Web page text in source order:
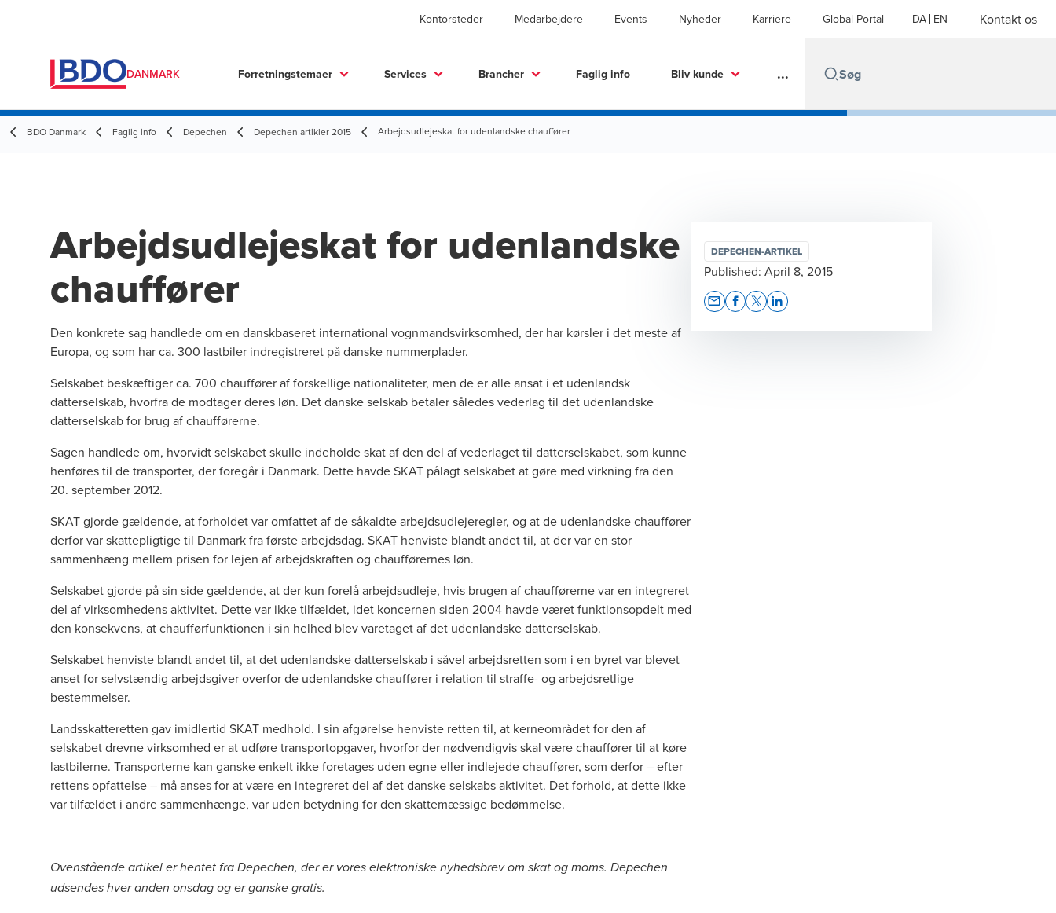
Kontorsteder Medarbejdere Events Nyheder Karriere Global Portal DA EN Kontakt os
DANMARK Forretningstemaer Services Brancher Faglig info Bliv kunde ...
BDO Danmark Faglig info Depechen Depechen artikler 2015 Arbejdsudlejeskat for udenlandske chauffører
Arbejdsudlejeskat for udenlandske
chauffører
Den konkrete sag handlede om en danskbaseret international vognmandsvirksomhed, der har kørsler i det meste af
Europa, og som har ca. 300 lastbiler indregistreret på danske nummerplader.
Selskabet beskæftiger ca. 700 chauffører af forskellige nationaliteter, men de er alle ansat i et udenlandsk
datterselskab, hvorfra de modtager deres løn. Det danske selskab betaler således vederlag til det udenlandske
datterselskab for brug af chaufførerne.
Sagen handlede om, hvorvidt selskabet skulle indeholde skat af den del af vederlaget til datterselskabet, som kunne
henføres til de transporter, der foregår i Danmark. Dette havde SKAT pålagt selskabet at gøre med virkning fra den
20. september 2012.
SKAT gjorde gældende, at forholdet var omfattet af de såkaldte arbejdsudlejeregler, og at de udenlandske chauffører
derfor var skattepligtige til Danmark fra første arbejdsdag. SKAT henviste blandt andet til, at der var en stor
sammenhæng mellem prisen for lejen af arbejdskraften og chaufførernes løn.
Selskabet gjorde på sin side gældende, at der kun forelå arbejdsudleje, hvis brugen af chaufførerne var en integreret
del af virksomhedens aktivitet. Dette var ikke tilfældet, idet koncernen siden 2004 havde været funktionsopdelt med
den konsekvens, at chaufførfunktionen i sin helhed blev varetaget af det udenlandske datterselskab.
Selskabet henviste blandt andet til, at det udenlandske datterselskab i såvel arbejdsretten som i en byret var blevet
anset for selvstændig arbejdsgiver overfor de udenlandske chauffører i relation til straffe- og arbejdsretlige
bestemmelser.
Landsskatteretten gav imidlertid SKAT medhold. I sin afgørelse henviste retten til, at kerneområdet for den af
selskabet drevne virksomhed er at udføre transportopgaver, hvorfor der nødvendigvis skal være chauffører til at køre
lastbilerne. Transporterne kan ganske enkelt ikke foretages uden egne eller indlejede chauffører, som derfor – efter
rettens opfattelse – må anses for at være en integreret del af det danske selskabs aktivitet. Det forhold, at dette ikke
var tilfældet i andre sammenhænge, var uden betydning for den skattemæssige bedømmelse.
Ovenstående artikel er hentet fra Depechen, der er vores elektroniske nyhedsbrev om skat og moms. Depechen
udsendes hver anden onsdag og er ganske gratis.
DEPECHEN-ARTIKEL
Published: April 8, 2015